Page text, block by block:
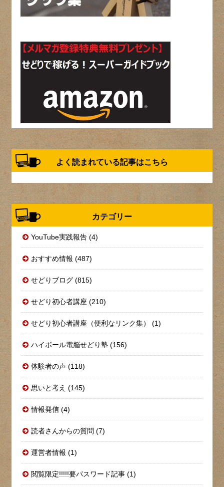
よく読まれている記事はこちら
カテゴリー
YouTube実践報告 (4)
おすすめ情報 (487)
せどりブログ (815)
せどり初心者講座 (210)
せどり初心者講座（便利なリンク集） (1)
ハイボール電脳せどり塾 (156)
体験者の声 (118)
思いと考え (145)
情報発信 (4)
読者さんからの質問 (7)
運営者情報 (1)
閲覧限定!!!!!要パスワード記事 (1)